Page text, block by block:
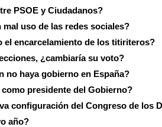
PSOE y Ciudadanos?
mal uso de las redes sociales?
el encarcelamiento de los titiriteros?
¿cambiaría su voto?
no haya gobierno en España?
como presidente del Gobierno?
configuración del Congreso de los
año?